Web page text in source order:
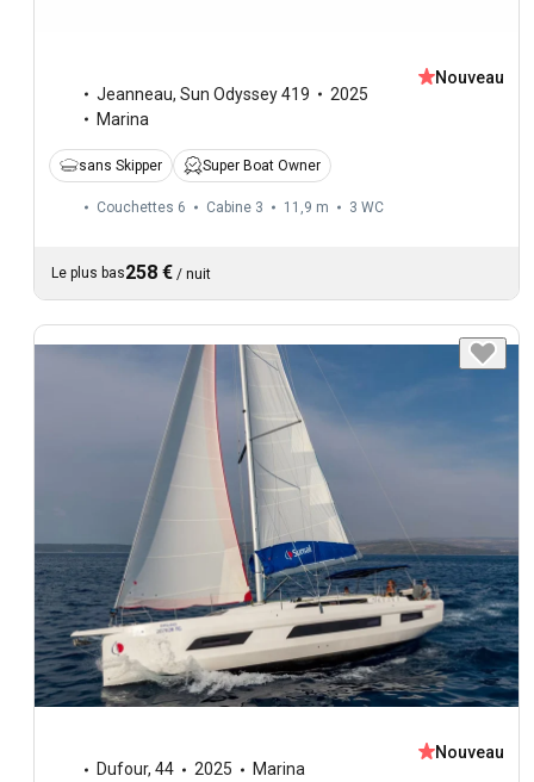
Jeanneau, Sun Odyssey 419
2025
Marina
Nouveau
sans Skipper Super Boat Owner
Couchettes 6 Cabine 3 11,9 m 3 WC
Le plus bas258 € / nuit
Dufour, 44 2025 Marina
Nouveau